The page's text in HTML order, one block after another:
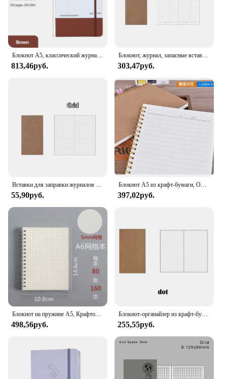
813,46руб.
Блокнот, журнал, запасные вставки, пустая точка, точечная бумага для кожи, планер, дневник
303,47руб.
55,90руб.
Блокнот А5 из крафт-бумаги, Обложка для ежедневного блокнота, 50 листов, спиральная катушка, в клетку, без рисунка, внутренняя страница
397,02руб.
498,56руб.
Блокнот-органайзер из крафт-бумаги, 1 шт.
255,55руб.